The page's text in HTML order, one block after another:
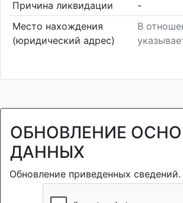
Причина ликвидации
-
Место нахождения
(юридический адрес)
В
ОБНОВЛЕНИЕ
ДАННЫХ
Обновление приведенных сведений.